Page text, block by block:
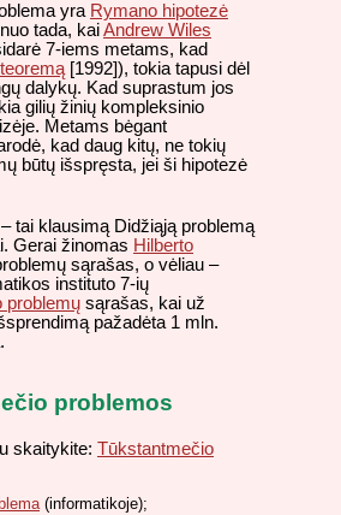
yra Rymano hipotezė
tada, kaiAndrew Wiles
7-iems metams, kad
[1992]), tokia tapusi dėl
dalykų. Kad suprastum jos
gilių žinių kompleksinio
Metams bėgant
kad daug kitų, ne tokių
būtų išspręsta, jei ši hipotezė
tai klausimą Didžiąją problemą
Gerai žinomas Hilberto
sąrašas, o vėliau –
instituto 7-ių
problemų sąrašas, kai už
pažadėta 1 mln.
problemos
skaitykite: Tūkstantmečio
(informatikoje);